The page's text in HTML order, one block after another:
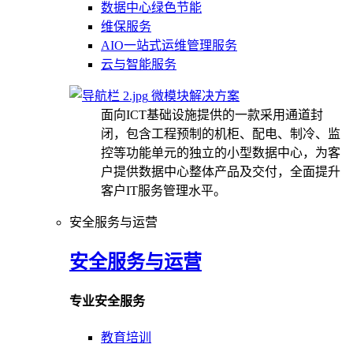
数据中心绿色节能
维保服务
AIO一站式运维管理服务
云与智能服务
微模块解决方案
面向ICT基础设施提供的一款采用通道封
闭，包含工程预制的机柜、配电、制冷、监
控等功能单元的独立的小型数据中心，为客
户提供数据中心整体产品及交付，全面提升
客户IT服务管理水平。
安全服务与运营
安全服务与运营
专业安全服务
教育培训